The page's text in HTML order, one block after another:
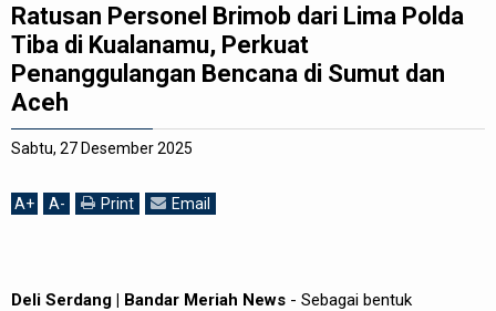
Ratusan Personel Brimob dari Lima Polda
Tiba di Kualanamu, Perkuat
Penanggulangan Bencana di Sumut dan
Aceh
Sabtu, 27 Desember 2025
A+ A- Print Email
Deli Serdang | Bandar Meriah News - Sebagai bentuk